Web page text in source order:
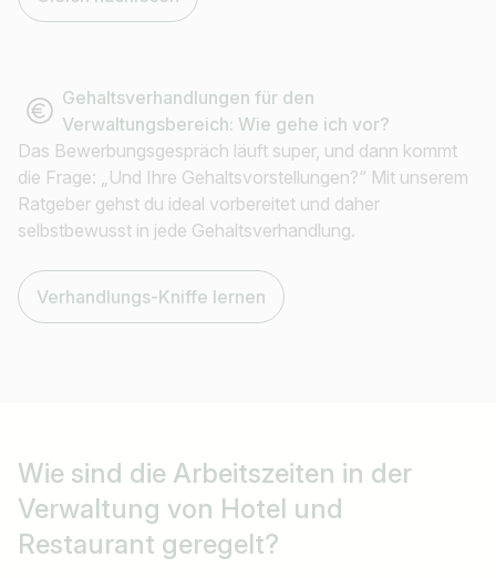
Gehaltsverhandlungen für den
Verwaltungsbereich: Wie gehe ich vor?
Das Bewerbungsgespräch läuft super, und dann kommt
die Frage: „Und Ihre Gehaltsvorstellungen?“ Mit unserem
Ratgeber gehst du ideal vorbereitet und daher
selbstbewusst in jede Gehaltsverhandlung.
Verhandlungs-Kniffe lernen
Wie sind die Arbeitszeiten in der
Verwaltung von Hotel und
Restaurant geregelt?